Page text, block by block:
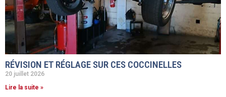
RÉVISION ET RÉGLAGE SUR CES COCCINELLES
20 juillet 2026
Lire la suite »